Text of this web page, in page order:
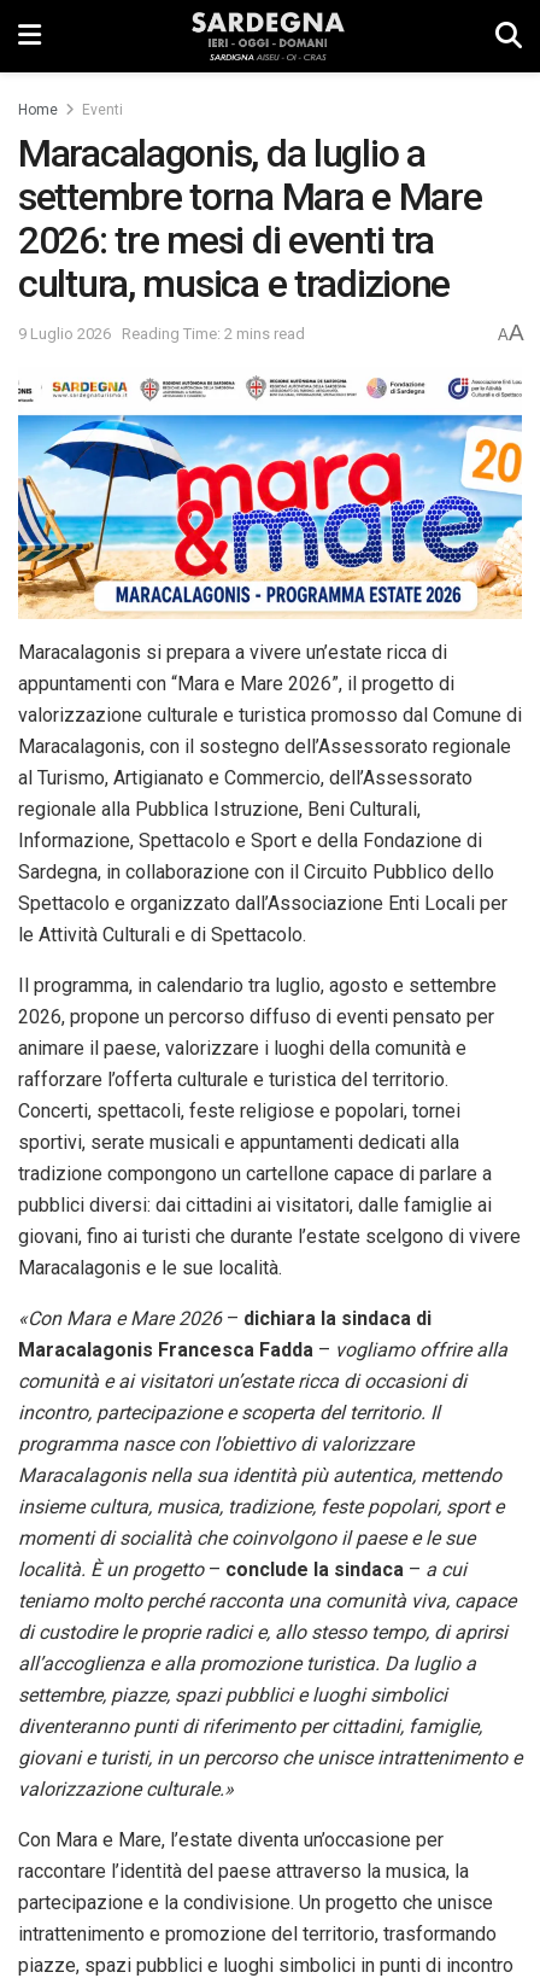
Home Eventi
Maracalagonis, da luglio a
settembre torna Mara e Mare
2026: tre mesi di eventi tra
cultura, musica e tradizione
9 Luglio 2026 Reading Time: 2 mins read AA
Maracalagonis si prepara a vivere un’estate ricca di
appuntamenti con “Mara e Mare 2026”, il progetto di
valorizzazione culturale e turistica promosso dal Comune di
Maracalagonis, con il sostegno dell’Assessorato regionale
al Turismo, Artigianato e Commercio, dell’Assessorato
regionale alla Pubblica Istruzione, Beni Culturali,
Informazione, Spettacolo e Sport e della Fondazione di
Sardegna, in collaborazione con il Circuito Pubblico dello
Spettacolo e organizzato dall’Associazione Enti Locali per
le Attività Culturali e di Spettacolo.
Il programma, in calendario tra luglio, agosto e settembre
2026, propone un percorso diffuso di eventi pensato per
animare il paese, valorizzare i luoghi della comunità e
rafforzare l’offerta culturale e turistica del territorio.
Concerti, spettacoli, feste religiose e popolari, tornei
sportivi, serate musicali e appuntamenti dedicati alla
tradizione compongono un cartellone capace di parlare a
pubblici diversi: dai cittadini ai visitatori, dalle famiglie ai
giovani, fino ai turisti che durante l’estate scelgono di vivere
Maracalagonis e le sue località.
«Con Mara e Mare 2026– dichiara la sindaca di
Maracalagonis Francesca Fadda – vogliamo offrire alla
comunità e ai visitatori un’estate ricca di occasioni di
incontro, partecipazione e scoperta del territorio. Il
programma nasce con l’obiettivo di valorizzare
Maracalagonis nella sua identità più autentica, mettendo
insieme cultura, musica, tradizione, feste popolari, sport e
momenti di socialità che coinvolgono il paese e le sue
località. È un progetto– conclude la sindaca – a cui
teniamo molto perché racconta una comunità viva, capace
di custodire le proprie radici e, allo stesso tempo, di aprirsi
all’accoglienza e alla promozione turistica. Da luglio a
settembre, piazze, spazi pubblici e luoghi simbolici
diventeranno punti di riferimento per cittadini, famiglie,
giovani e turisti, in un percorso che unisce intrattenimento e
valorizzazione culturale.»
Con Mara e Mare, l’estate diventa un’occasione per
raccontare l’identità del paese attraverso la musica, la
partecipazione e la condivisione. Un progetto che unisce
intrattenimento e promozione del territorio, trasformando
piazze, spazi pubblici e luoghi simbolici in punti di incontro